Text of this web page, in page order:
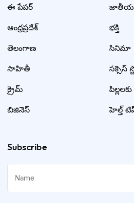
ఈ పేపర్
ఆంధ్రప్రదేశ్
తెలంగాణ
సాహితీ
క్రైమ్
బిజినెస్
జాతీయ
భక్తి
సినిమా
సక్సెస్
పిల్లలకు
హెల్త్
Subscribe